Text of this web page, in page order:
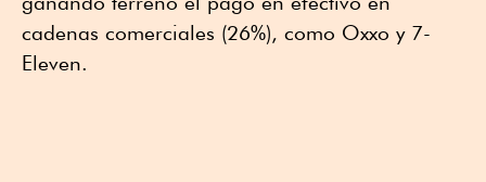
cadenas comerciales (26%), como Oxxo y 7-
Eleven.